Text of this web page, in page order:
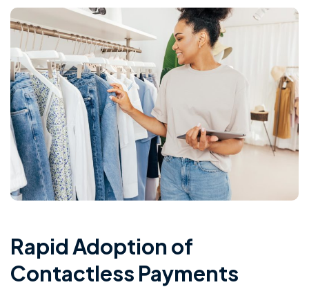
Rapid Adoption of
Contactless Payments